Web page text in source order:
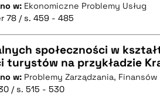
TEKST
BIBTEX
w: Ekonomiczne Problemy Usług
78 / s. 459 - 485
TEKST
społeczności w
turystów na przykładzie
w: Problemy Zarządzania,
/ s. 515 - 530